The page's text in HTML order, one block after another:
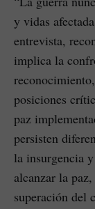
y vidas
entrevista,
implica la
posiciones
paz
persisten
la insurgencia
alcanzar la
superación del